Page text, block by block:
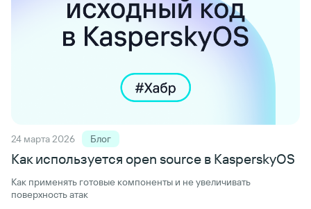
24 марта 2026 Блог
Как используется open source в KasperskyOS
Как применять готовые компоненты и не увеличивать
поверхность атак